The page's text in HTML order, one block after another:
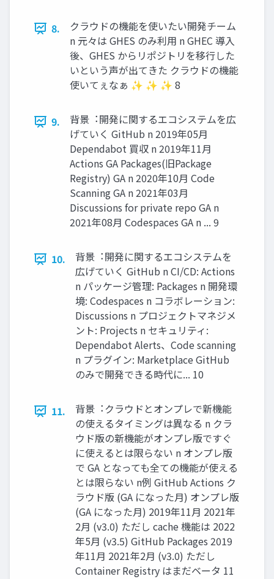
8.
クラウドの機能を使いたい開発チーム
n 元々は GHES のみ利⽤ n GHEC 導⼊
後、GHES からリポジトリを移⾏した
いという声が出てきた クラウドの機能
使いてぇなぁ ✨ ✨ ✨ 8
9.
背景︓開発に関するエコシステムを広
げていく GitHub n 2019年05⽉
Dependabot 買収 n 2019年11⽉
Actions GA Packages(旧Package
Registry) GA n 2020年10⽉ Code
Scanning GA n 2021年03⽉
Discussions for private repo GA n
2021年08⽉ Codespaces GA n ... 9
10.
背景︓開発に関するエコシステムを
広げていく GitHub n CI/CD: Actions
n パッケージ管理: Packages n 開発環
境: Codespaces n コラボレーション:
Discussions n プロジェクトマネジメ
ント: Projects n セキュリティ:
Dependabot Alerts、Code scanning
n プラグイン: Marketplace GitHub
のみで開発できる時代に... 10
11.
背景︓クラウドとオンプレで新機能
の使えるタイミングは異なる n クラ
ウド版の新機能がオンプレ版ですぐ
に使えるとは限らない n オンプレ版
で GA となっても全ての機能が使える
とは限らない n例 GitHub Actions ク
ラウド版 (GA になった⽉) オンプレ版
(GA になった⽉) 2019年11⽉ 2021年
2⽉ (v3.0) ただし cache 機能は 2022
年5⽉ (v3.5) GitHub Packages 2019
年11⽉ 2021年2⽉ (v3.0) ただし
Container Registry はまだベータ 11